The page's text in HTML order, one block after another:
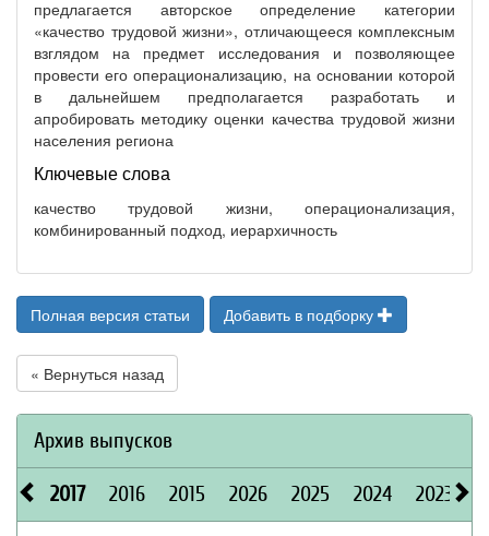
предлагается авторское определение категории
«качество трудовой жизни», отличающееся комплексным
взглядом на предмет исследования и позволяющее
провести его операционализацию, на основании которой
в дальнейшем предполагается разработать и
апробировать методику оценки качества трудовой жизни
населения региона
Ключевые слова
качество трудовой жизни, операционализация,
комбинированный подход, иерархичность
Полная версия статьи Добавить в подборку
« Вернуться назад
Архив выпусков
2017 2016 2015 2026 2025 2024 2023